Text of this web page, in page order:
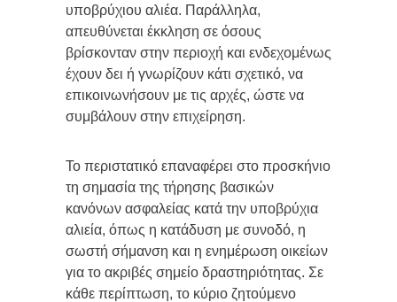
υποβρύχιου αλιέα. Παράλληλα,
απευθύνεται έκκληση σε όσους
βρίσκονταν στην περιοχή και ενδεχομένως
έχουν δει ή γνωρίζουν κάτι σχετικό, να
επικοινωνήσουν με τις αρχές, ώστε να
συμβάλουν στην επιχείρηση.
Το περιστατικό επαναφέρει στο προσκήνιο
τη σημασία της τήρησης βασικών
κανόνων ασφαλείας κατά την υποβρύχια
αλιεία, όπως η κατάδυση με συνοδό, η
σωστή σήμανση και η ενημέρωση οικείων
για το ακριβές σημείο δραστηριότητας. Σε
κάθε περίπτωση, το κύριο ζητούμενο